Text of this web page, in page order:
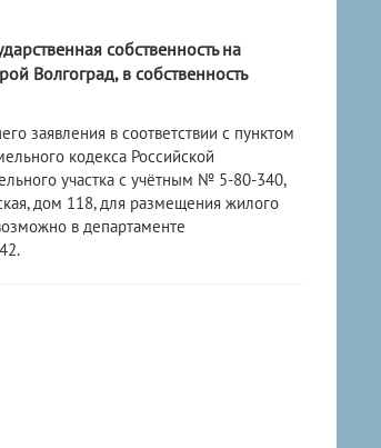
собственность на
Волгоград, в собственность
заявления в соответствии с пунктом
кодекса Российской
участка с учётным № 5-80-340,
дом 118, для размещения жилого
в департаменте